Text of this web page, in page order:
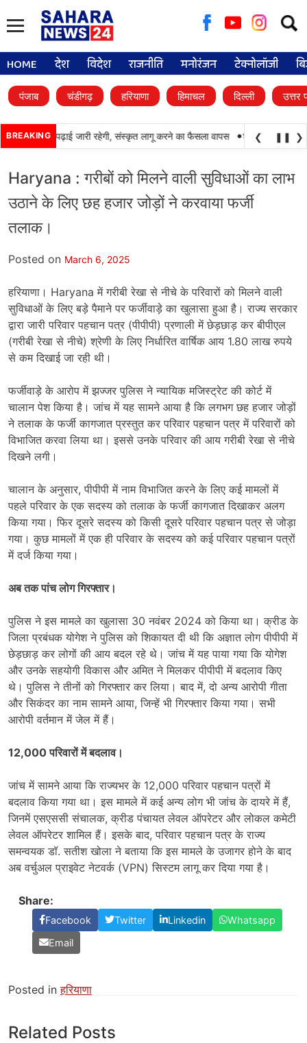
for:
HOME देश विदेश राजनीति मनोरंजन टेक्नोलॉजी
पंजाब चंडीगढ़ हरियाणा हिमाचल दिल्ली उत्तर
BREAKING
में पंजाबी की पढ़ाई जारी रहेगी, संस्कृत लागू करने का फैसला वापस • श्री गुरु हरिकृष्ण
❮ ❚❚ ❯
Haryana : गरीबों को मिलने वाली सुविधाओं का लाभ
उठाने के लिए छह हजार जोड़ों ने करवाया फर्जी
तलाक।
Posted on March 6, 2025
हरियाणा। Haryana में गरीबी रेखा से नीचे के परिवारों को मिलने वाली
सुविधाओं के लिए बड़े पैमाने पर फर्जीवाड़े का खुलासा हुआ है। राज्य सरकार
द्वारा जारी परिवार पहचान पत्र (पीपीपी) प्रणाली में छेड़छाड़ कर बीपीएल
(गरीबी रेखा से नीचे) श्रेणी के लिए निर्धारित वार्षिक आय 1.80 लाख रुपये
से कम दिखाई जा रही थी।
फर्जीवाड़े के आरोप में झज्जर पुलिस ने न्यायिक मजिस्ट्रेट की कोर्ट में
चालान पेश किया है। जांच में यह सामने आया है कि लगभग छह हजार जोड़ों
ने तलाक के फर्जी कागजात प्रस्तुत कर परिवार पहचान पत्र में परिवारों को
विभाजित करवा लिया था। इससे उनके परिवार की आय गरीबी रेखा से नीचे
दिखने लगी।
चालान के अनुसार, पीपीपी में नाम विभाजित करने के लिए कई मामलों में
पहले परिवार के एक सदस्य को तलाक के फर्जी कागजात दिखाकर अलग
किया गया। फिर दूसरे सदस्य को किसी दूसरे परिवार पहचान पत्र से जोड़ा
गया। कुछ मामलों में एक ही परिवार के सदस्य को कई परिवार पहचान पत्रों
में दर्ज किया गया।
अब तक पांच लोग गिरफ्तार।
पुलिस ने इस मामले का खुलासा 30 नवंबर 2024 को किया था। क्रीड के
जिला प्रबंधक योगेश ने पुलिस को शिकायत दी थी कि अज्ञात लोग पीपीपी में
छेड़छाड़ कर लोगों की आय बदल रहे थे। जांच में यह पाया गया कि योगेश
और उनके सहयोगी विकास और अमित ने मिलकर पीपीपी में बदलाव किए
थे। पुलिस ने तीनों को गिरफ्तार कर लिया। बाद में, दो अन्य आरोपी गीता
और सिकंदर का नाम सामने आया, जिन्हें भी गिरफ्तार किया गया। सभी
आरोपी वर्तमान में जेल में हैं।
12,000 परिवारों में बदलाव।
जांच में सामने आया कि राज्यभर के 12,000 परिवार पहचान पत्रों में
बदलाव किया गया था। इस मामले में कई अन्य लोग भी जांच के दायरे में हैं,
जिनमें एसएससी संचालक, क्रीड पंचायत लेवल ऑपरेटर और लोकल कमेटी
लेवल ऑपरेटर शामिल हैं। इसके बाद, परिवार पहचान पत्र के राज्य
समन्वयक डॉ. सतीश खोला ने बताया कि इस मामले के उजागर होने के बाद
अब वर्चुअल प्राइवेट नेटवर्क (VPN) सिस्टम लागू कर दिया गया है।
Share:
Facebook Twitter Linkedin
Whatsapp
Email
Posted inहरियाणा
Related Posts